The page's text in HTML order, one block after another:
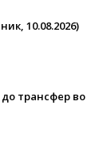
10.08.2026)
трансфер во